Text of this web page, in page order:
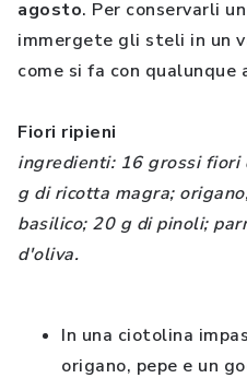
agosto. Per conservarli
immergete gli steli in un
come si fa con
Fiori ripieni
ingredienti: 16 grossi fiori
g di ricotta magra;
basilico; 20 g di pinoli;
d'oliva.
In una ciotolina
origano, pepe e un